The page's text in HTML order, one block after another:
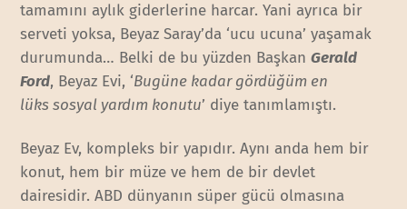
tamamını aylık giderlerine harcar. Yani ayrıca bir
serveti yoksa, Beyaz Saray’da ‘ucu ucuna’ yaşamak
durumunda… Belki de bu yüzden BaşkanGerald
Ford, Beyaz Evi, ‘Bugüne kadar gördüğüm en
lüks sosyal yardım konutu’ diye tanımlamıştı.
Beyaz Ev, kompleks bir yapıdır. Aynı anda hem bir
konut, hem bir müze ve hem de bir devlet
dairesidir. ABD dünyanın süper gücü olmasına